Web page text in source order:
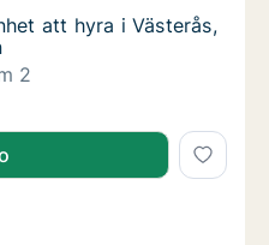
att hyra i Västerås,
att hyra i Västerås,
2
att hyra i Västerås,
i Västerås, Babordsgatan
Babordsgatan